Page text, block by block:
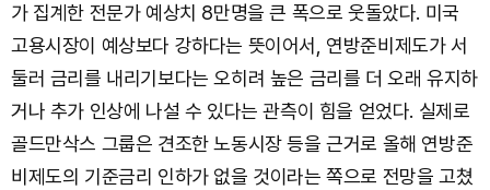
가 집계한 전문가 예상치 8만명을 큰 폭으로 웃돌았다. 미국
고용시장이 예상보다 강하다는 뜻이어서, 연방준비제도가 서
둘러 금리를 내리기보다는 오히려 높은 금리를 더 오래 유지하
거나 추가 인상에 나설 수 있다는 관측이 힘을 얻었다. 실제로
골드만삭스 그룹은 견조한 노동시장 등을 근거로 올해 연방준
비제도의 기준금리 인하가 없을 것이라는 쪽으로 전망을 고쳤